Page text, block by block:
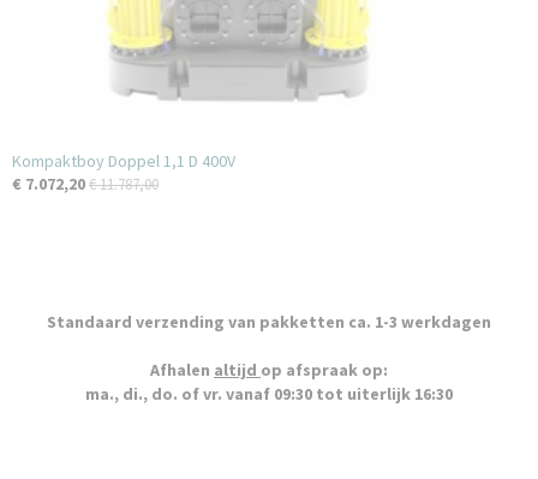
Kompaktboy Doppel 1,1 D 400V
€ 7.072,20€ 11.787,00
Standaard verzending van pakketten ca. 1-3 werkdagen
Afhalen altijd op afspraak op:
ma., di., do. of vr. vanaf 09:30 tot uiterlijk 16:30